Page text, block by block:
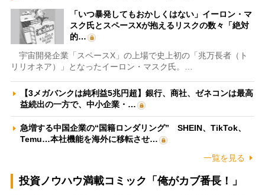
「いつ暴発してもおかしくはない」イーロン・マ
スク氏とスペースXが抱えるリスクの数々「絶対
的…
宇宙開発企業「スペースX」の上場で史上初の「兆万長者（ト
リリオネア）」となったイーロン・マスク氏。…
【3メガバンクは純利益5兆円超】銀行、商社、ゼネコンは最高
益続出の一方で、中小企業・…
急増する中国企業の“国籍ロンダリング” SHEIN、TikTok、
Temu…本社機能を海外に移転させ…
一覧を見る
投資ノウハウ満載コミック「俺がカブ番長！」